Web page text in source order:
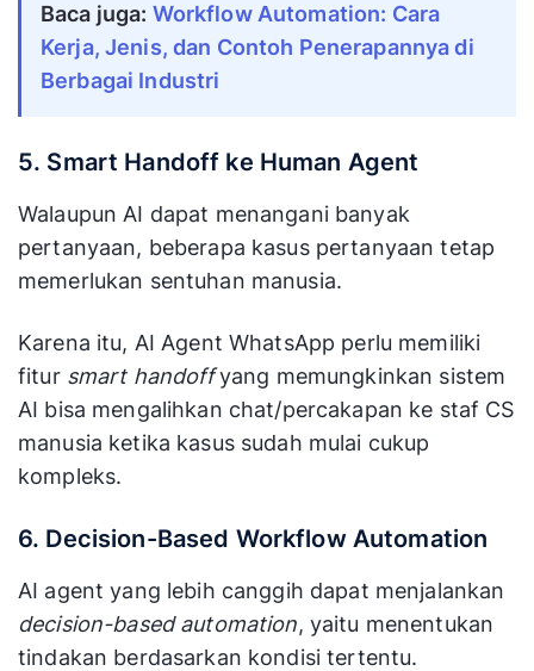
Baca juga: Workflow Automation: Cara
Kerja, Jenis, dan Contoh Penerapannya di
Berbagai Industri
5. Smart Handoff ke Human Agent
Walaupun AI dapat menangani banyak
pertanyaan, beberapa kasus pertanyaan tetap
memerlukan sentuhan manusia.
Karena itu, AI Agent WhatsApp perlu memiliki
fitur smart handoffyang memungkinkan sistem
AI bisa mengalihkan chat/percakapan ke staf CS
manusia ketika kasus sudah mulai cukup
kompleks.
6. Decision-Based Workflow Automation
AI agent yang lebih canggih dapat menjalankan
decision-based automation, yaitu menentukan
tindakan berdasarkan kondisi tertentu.